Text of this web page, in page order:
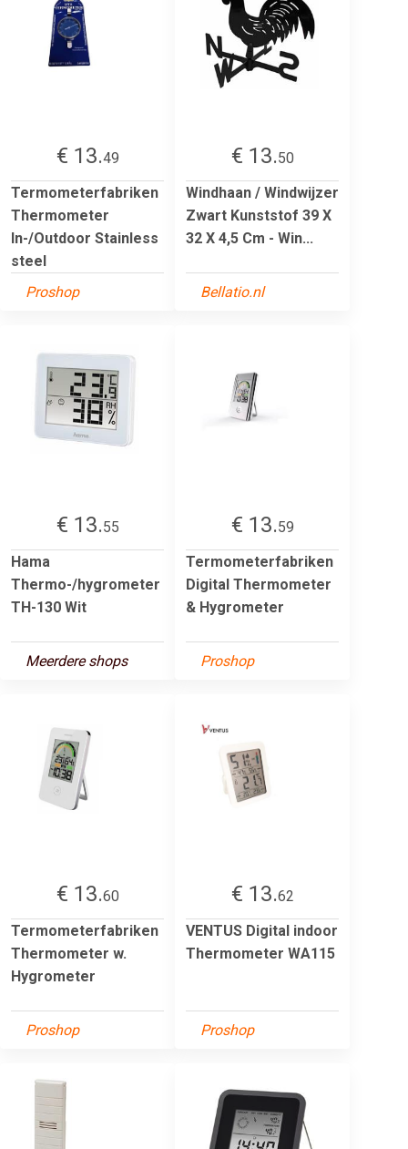
€ 13.49
Termometerfabriken
Thermometer
In-/Outdoor Stainless
steel
Proshop
€ 13.50
Windhaan / Windwijzer
Zwart Kunststof 39 X
32 X 4,5 Cm - Win...
Bellatio.nl
€ 13.55
Hama
Thermo-/hygrometer
TH-130 Wit
Meerdere shops
€ 13.59
Termometerfabriken
Digital Thermometer
& Hygrometer
Proshop
€ 13.60
Termometerfabriken
Thermometer w.
Hygrometer
Proshop
€ 13.62
VENTUS Digital indoor
Thermometer WA115
Proshop